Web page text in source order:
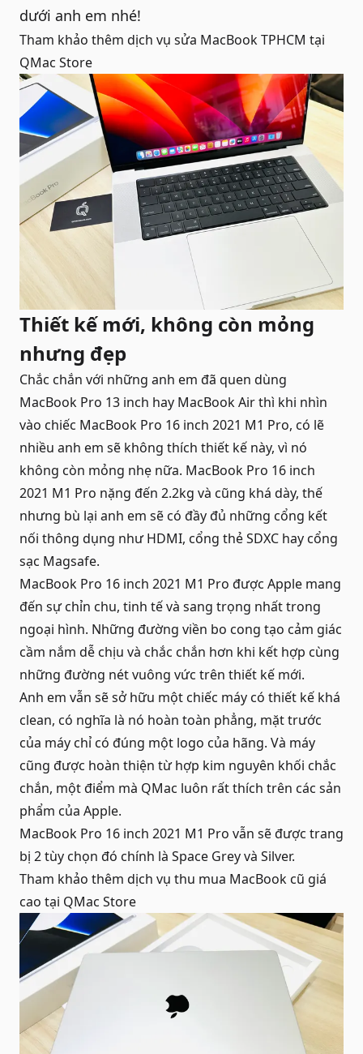
dưới anh em nhé!
Tham khảo thêm dịch vụ sửa MacBook TPHCM tại
QMac Store
Thiết kế mới, không còn mỏng
nhưng đẹp
Chắc chắn với những anh em đã quen dùng
MacBook Pro 13 inch hay MacBook Air thì khi nhìn
vào chiếc MacBook Pro 16 inch 2021 M1 Pro, có lẽ
nhiều anh em sẽ không thích thiết kế này, vì nó
không còn mỏng nhẹ nữa. MacBook Pro 16 inch
2021 M1 Pro nặng đến 2.2kg và cũng khá dày, thế
nhưng bù lại anh em sẽ có đầy đủ những cổng kết
nối thông dụng như HDMI, cổng thẻ SDXC hay cổng
sạc Magsafe.
MacBook Pro 16 inch 2021 M1 Pro được Apple mang
đến sự chỉn chu, tinh tế và sang trọng nhất trong
ngoại hình. Những đường viền bo cong tạo cảm giác
cầm nắm dễ chịu và chắc chắn hơn khi kết hợp cùng
những đường nét vuông vức trên thiết kế mới.
Anh em vẫn sẽ sở hữu một chiếc máy có thiết kế khá
clean, có nghĩa là nó hoàn toàn phẳng, mặt trước
của máy chỉ có đúng một logo của hãng. Và máy
cũng được hoàn thiện từ hợp kim nguyên khối chắc
chắn, một điểm mà QMac luôn rất thích trên các sản
phẩm của Apple.
MacBook Pro 16 inch 2021 M1 Pro vẫn sẽ được trang
bị 2 tùy chọn đó chính là Space Grey và Silver.
Tham khảo thêm dịch vụ thu mua MacBook cũ giá
cao tại QMac Store